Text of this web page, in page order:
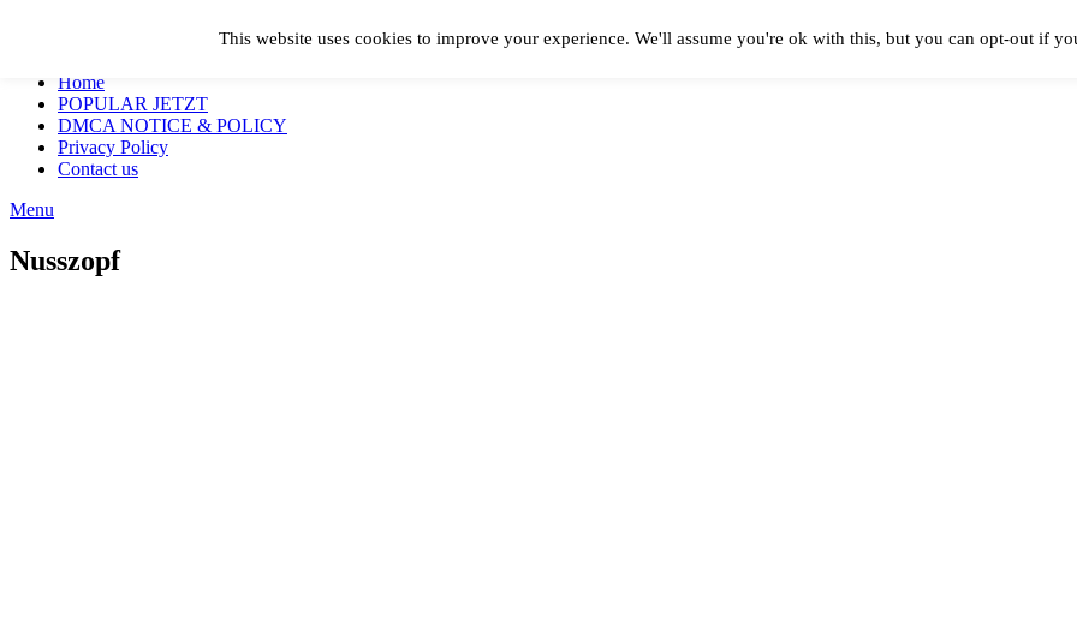
Home
POPULAR JETZT
DMCA NOTICE & POLICY
Privacy Policy
Contact us
Menu
Nusszopf
This website uses cookies to improve your experience. We'll assume you're ok with this, but you can opt-out if